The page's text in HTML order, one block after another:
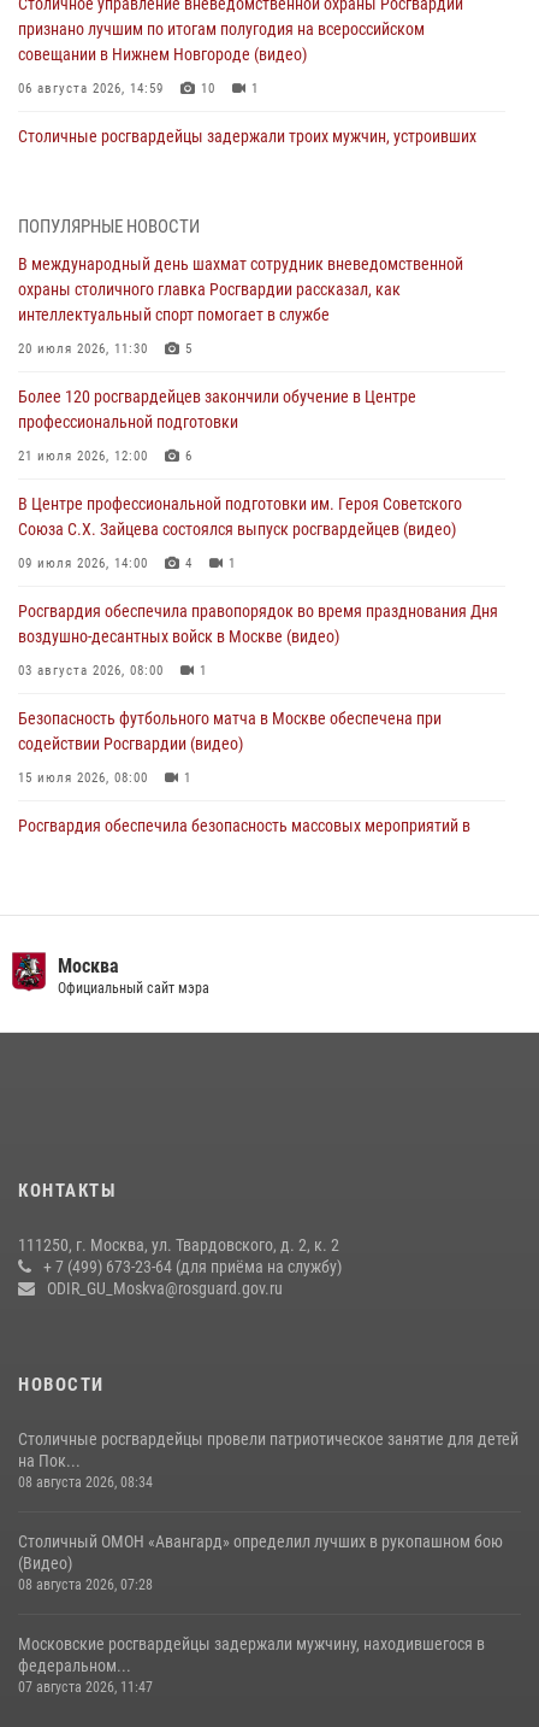
признано лучшим по итогам полугодия на всероссийском
совещании в Нижнем Новгороде (видео)
06 августа 2026, 14:59 10 1
Столичные росгвардейцы задержали троих мужчин, устроивших
матче в Москве обеспечила Росгвардия (видео)
06 августа 2026, 08:30
Столичные росгвардейцы задержали мужчину, устроившего дебош
05 августа 2026, 12:39
Московские росгвардейцы обеспечили безопасность проведения
05 августа 2026, 12:35
Делегация МВД Республики Беларусь ознакомилась с передовыми
04 августа 2026, 18:16 5
ПОПУЛЯРНЫЕ НОВОСТИ
В международный день шахмат сотрудник вневедомственной
охраны столичного главка Росгвардии рассказал, как
интеллектуальный спорт помогает в службе
20 июля 2026, 11:30 5
Более 120 росгвардейцев закончили обучение в Центре
профессиональной подготовки
21 июля 2026, 12:00 6
В Центре профессиональной подготовки им. Героя Советского
Союза С.Х. Зайцева состоялся выпуск росгвардейцев (видео)
09 июля 2026, 14:00 4 1
Росгвардия обеспечила правопорядок во время празднования Дня
воздушно-десантных войск в Москве (видео)
03 августа 2026, 08:00 1
Безопасность футбольного матча в Москве обеспечена при
содействии Росгвардии (видео)
15 июля 2026, 08:00 1
Росгвардия обеспечила безопасность массовых мероприятий в
чемпионат по самбо (виео)
15 июля 2026, 14:00 8
матче в Москве обеспечила Росгвардия (видео)
Росгвардецы проверили места массового пребывания молодежи в
Москва
Официальный сайт мэра
КОНТАКТЫ
111250, г. Москва, ул. Твардовского, д. 2, к. 2
+ 7 (499) 673-23-64 (для приёма на службу)
ODIR_GU_Moskva@rosguard.gov.ru
НОВОСТИ
Столичные росгвардейцы провели патриотическое занятие для детей
на Пок...
08 августа 2026, 08:34
Столичный ОМОН «Авангард» определил лучших в рукопашном бою
(Видео)
08 августа 2026, 07:28
Московские росгвардейцы задержали мужчину, находившегося в
федеральном...
07 августа 2026, 11:47